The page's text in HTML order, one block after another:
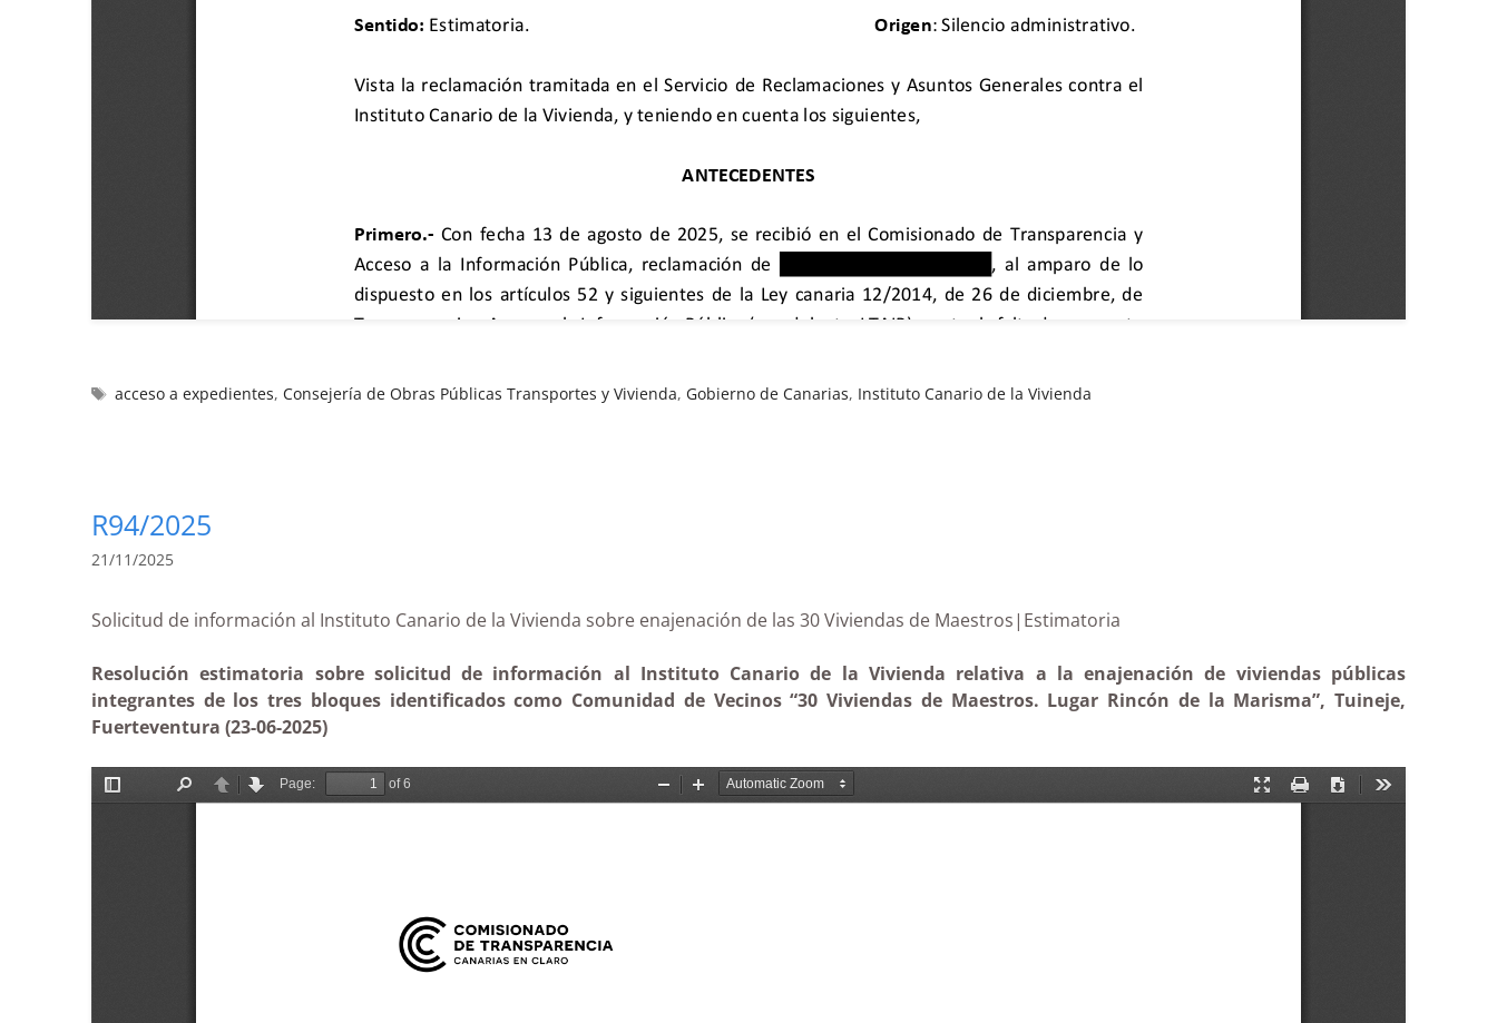
acceso a expedientes,Consejería de Obras Públicas Transportes y Vivienda, Gobierno de Canarias, Instituto Canario de la Vivienda
R94/2025
21/11/2025
Solicitud de información al Instituto Canario de la Vivienda sobre enajenación de las 30 Viviendas de Maestros|Estimatoria
Resolución estimatoria sobre solicitud de información al Instituto Canario de la Vivienda relativa a la enajenación de viviendas públicas
integrantes de los tres bloques identificados como Comunidad de Vecinos “30 Viviendas de Maestros. Lugar Rincón de la Marisma”, Tuineje,
Fuerteventura (23-06-2025)